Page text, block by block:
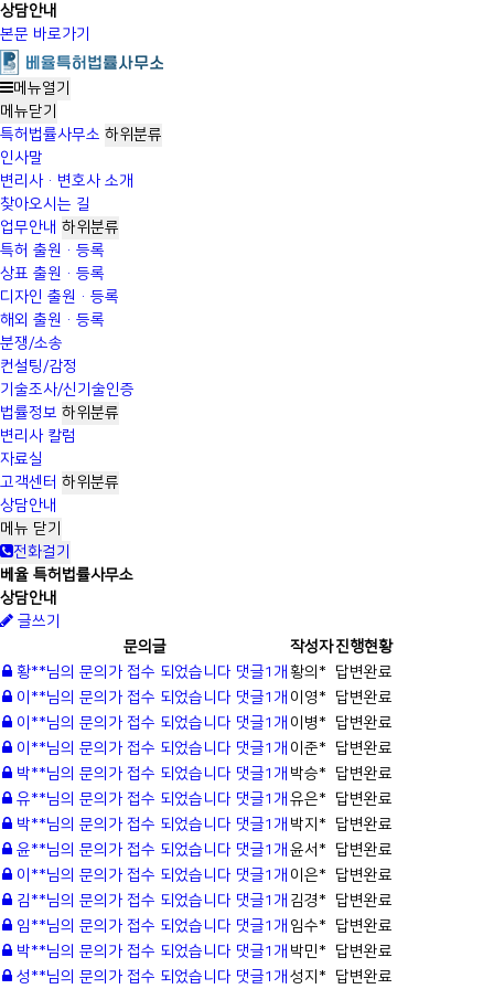
상담안내
본문 바로가기
메뉴열기
메뉴닫기
특허법률사무소 하위분류
인사말
변리사·변호사 소개
찾아오시는 길
업무안내 하위분류
특허 출원·등록
상표 출원·등록
디자인 출원·등록
해외 출원·등록
분쟁/소송
컨설팅/감정
기술조사/신기술인증
법률정보 하위분류
변리사 칼럼
자료실
고객센터 하위분류
상담안내
메뉴 닫기
전화걸기
베율 특허법률사무소
상담안내
글쓰기
문의글
작성자진행현황
황**님의 문의가 접수 되었습니다 댓글1 개 황의*
답변완료
이**님의 문의가 접수 되었습니다 댓글1 개 이영*
답변완료
이**님의 문의가 접수 되었습니다 댓글1 개 이병*
답변완료
이**님의 문의가 접수 되었습니다 댓글1 개 이준*
답변완료
박**님의 문의가 접수 되었습니다 댓글1 개 박승*
답변완료
유**님의 문의가 접수 되었습니다 댓글1 개 유은*
답변완료
박**님의 문의가 접수 되었습니다 댓글1 개 박지*
답변완료
윤**님의 문의가 접수 되었습니다 댓글1 개 윤서*
답변완료
이**님의 문의가 접수 되었습니다 댓글1 개 이은*
답변완료
김**님의 문의가 접수 되었습니다 댓글1 개 김경*
답변완료
임**님의 문의가 접수 되었습니다 댓글1 개 임수*
답변완료
박**님의 문의가 접수 되었습니다 댓글1 개 박민*
답변완료
성**님의 문의가 접수 되었습니다 댓글1 개 성지* 답변완료